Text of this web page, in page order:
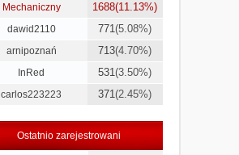
Mechaniczny
1688(11.13%)
dawid2110 771(5.08%)
arnipoznań 713(4.70%)
InRed 531(3.50%)
carlos223223 371(2.45%)
Ostatnio zarejestrowani